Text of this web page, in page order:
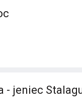
- jeniec